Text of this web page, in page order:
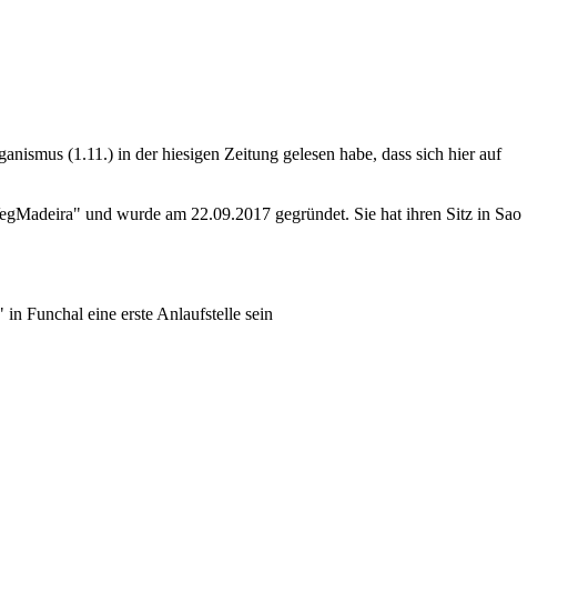
(1.11.) in der hiesigen Zeitung gelesen habe, dass sich hier auf
und wurde am 22.09.2017 gegründet. Sie hat ihren Sitz in Sao
Funchal eine erste Anlaufstelle sein